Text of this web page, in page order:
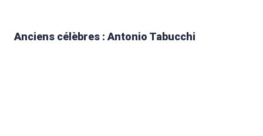
Anciens célèbres : Antonio Tabucchi